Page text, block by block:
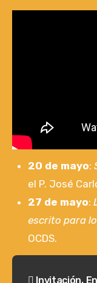
20 de mayo:
el P. José
27 de mayo:
escrito para
OCDS.
Invitación.